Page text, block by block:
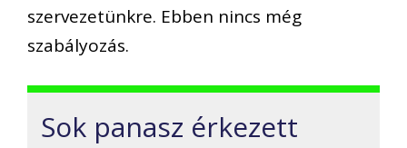
szervezetünkre. Ebben nincs még
szabályozás.
Sok panasz érkezett